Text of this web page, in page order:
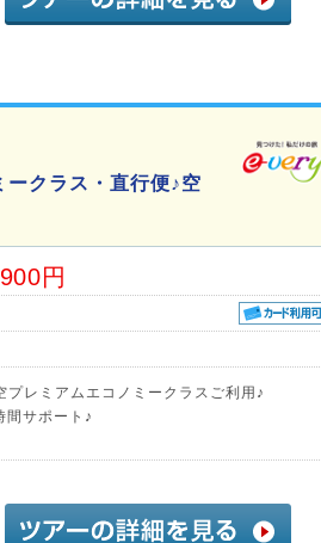
ークラス・直行便♪空
円
レミアムエコノミークラスご利用♪
間サポート♪